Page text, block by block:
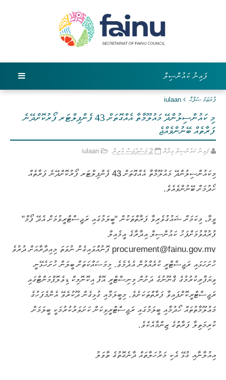
ފައިނު ކައުންސިލް
ފުރަތަމަ ޞަފްޙާ iulaan
މި ކައުންސިލުންދޭ މައުލޫމާތާ އެއްގޮތަށް 43 ފެންފިލްޓަރ ފޯރުކޮށްދޭނެ
ފަރާތެއް ބޭނުންވެއްޖެ
ފައިނު ކައުންސިލް އިދާރާ 2 މަސްދުވަސް ކުރިން iulaan
މިކައުންސިލުންދޭ މައުލޫމާތާ އެއްގޮތަށް 43 ފެންފިލްޓަރ ފޯރުކޮށްދޭނެ ފަރާތެއް
ހޯދުމަށް ބޭނުންވެއެވެ.
ވީމާ، މިކަމަށް ޝައުގުވެރިވާ ފަރާތްތަކުން "ބީލަމުގައި ރަޖިސްޓްރީވުމަށް އެދޭ ފޯމް"
ފުރުއްވުމަށްފަހު ކައުންސިލް އިދާރާގެ އީމެއިލް
procurement@fainu.gov.mv ފޮނުއްވައިގެން ނުވަތަ މިއިދާރާއަށް ދުރުވެ
ހުށަހަޅައި ރަޖިސްޓްރީ ކުރެއްވުން އެދެމެވެ. މިމަސައްކަތަށް ބީލަން ހުށަހެޅޭނީ
ވިޔަފާރިކުރުމުގެ ޤާނޫނުގެ ދަށުން މިނިސްޓްރީ އޮފް އިކޮނޮމިކް ޑިވެލޮޕްމަންޓްގައި
ރަޖިސްޓްރީކޮށްފައިވާ ފަރާތްތަކަށެވެ. މިބީލަމާއި ގުޅިގެން ދޫކުރެވޭ އެންމެފަހުގެ
މަޢުލޫމާތުތައް ހޯދުމާއި ބީލަމުގައި ރަޖިސްޓްރީވިކަން ކަށަވަރުކުރުމަކީ ބީލަމަށް
ކުރިމަތިލާ ފަރާތުގެ ޒިންމާއެކެވެ.
އިއުލާނާއި ގުޅޭ އެކި މަރުހަލާތައް ދާނެގޮތުގެ ތާވަލު